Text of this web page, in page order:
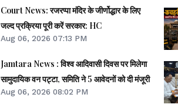
Court News: रजरप्पा मंदिर के जीर्णोद्धार के लिए
जल्द प्रक्रिया पूरी करें सरकार: HC
Aug 06, 2026 07:13 PM
Jamtara News : विश्व आदिवासी दिवस पर मिलेगा
सामुदायिक वन पट्टा, समिति ने 5 आवेदनों को दी मंजूरी
Aug 06, 2026 08:02 PM